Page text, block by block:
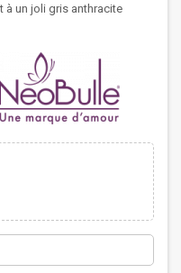
à un joli gris anthracite